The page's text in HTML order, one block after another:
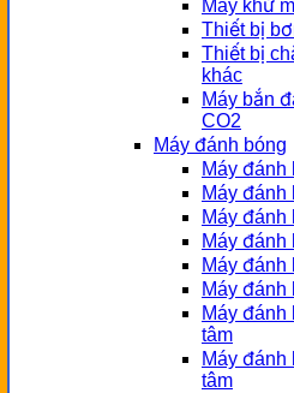
Máy khử
Thiết bị
Thiết bị
khác
Máy bắn
CO2
Máy đánh bóng
Máy đánh
Máy đánh
Máy đánh
Máy đánh
Máy đánh
Máy đánh
Máy đánh
tâm
Máy
tâm